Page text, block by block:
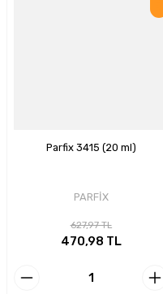
Parfix 3415 (20 ml)
PARFİX
627,97 TL
470,98 TL